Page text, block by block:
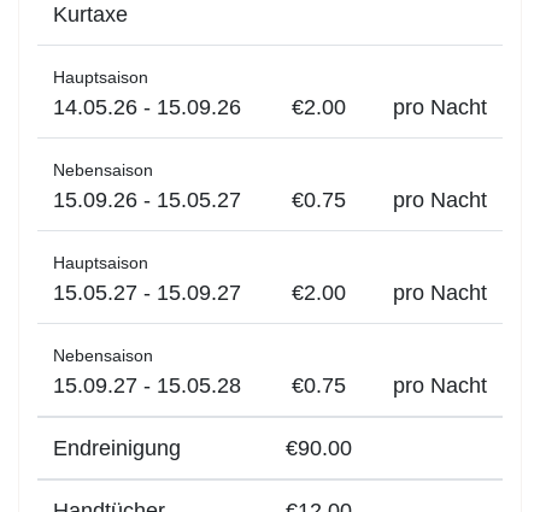
Kurtaxe
Hauptsaison
14.05.26 - 15.09.26 €2.00 pro Nacht
Nebensaison
15.09.26 - 15.05.27 €0.75 pro Nacht
Hauptsaison
15.05.27 - 15.09.27 €2.00 pro Nacht
Nebensaison
15.09.27 - 15.05.28 €0.75 pro Nacht
Endreinigung €90.00